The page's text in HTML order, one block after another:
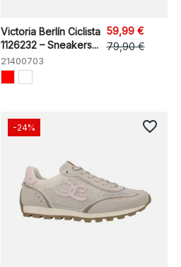
Victoria Berlín Ciclista
1126232 – Sneakers...
21400703
59,99 €
79,90 €
-24% favorite_border